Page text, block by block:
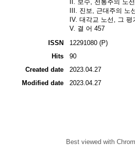
II. 보수, 전통주의 노
III. 진보, 근대주의 노
IV. 대각교 노선, 그 평
V. 결 어 457
ISSN
12291080 (P)
Hits
90
Created date
2023.04.27
Modified date
2023.04.27
Best viewed with